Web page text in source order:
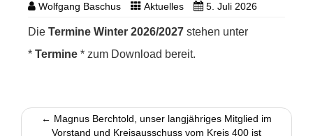
Wolfgang Baschus Aktuelles 5. Juli 2026
Die Termine Winter 2026/2027 stehen unter
* Termine * zum Download bereit.
← Magnus Berchtold, unser langjähriges Mitglied im
Vorstand und Kreisausschuss vom Kreis 400 ist